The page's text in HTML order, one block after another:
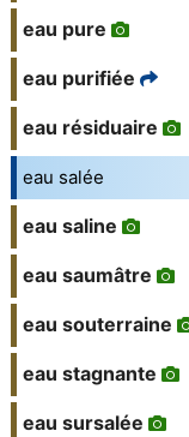
eau pure
eau purifiée
eau résiduaire
eau salée
eau saline
eau saumâtre
eau souterraine
eau stagnante
eau sursalée